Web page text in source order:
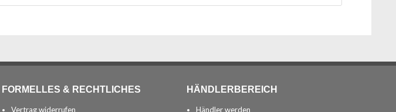
FORMELLES & RECHTLICHES
Vertrag widerrufen
HÄNDLERBEREICH
Händler werden